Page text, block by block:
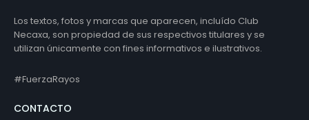
Los textos, fotos y marcas que aparecen, incluído Club
Necaxa, son propiedad de sus respectivos titulares y se
utilizan únicamente con fines informativos e ilustrativos.
#FuerzaRayos
CONTACTO